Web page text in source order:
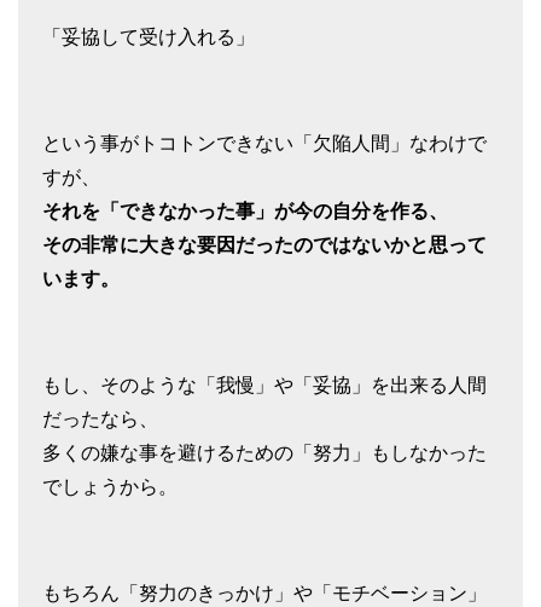
「妥協して受け入れる」
という事がトコトンできない「欠陥人間」なわけで
すが、
それを「できなかった事」が今の自分を作る、
その非常に大きな要因だったのではないかと思って
います。
もし、そのような「我慢」や「妥協」を出来る人間
だったなら、
多くの嫌な事を避けるための「努力」もしなかった
でしょうから。
もちろん「努力のきっかけ」や「モチベーション」